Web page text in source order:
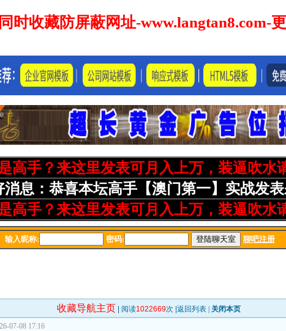
收藏导航主页 | 阅读1022669次 |返回列表 关闭本页
07-08 17:16